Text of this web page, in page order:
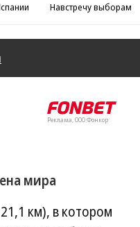
Навстречу выборам
Реклама, ООО Фонкор
мира
км), в котором